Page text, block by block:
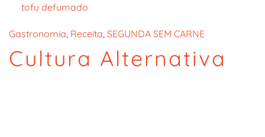
tofu defumado
Gastronomia, Receita, SEGUNDA SEM CARNE
Cultura Alternativa